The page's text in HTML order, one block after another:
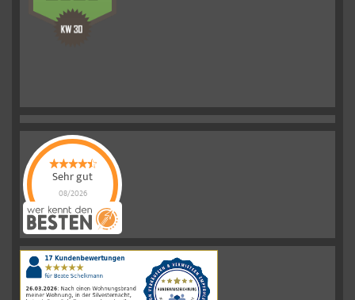
Sehr gut
08/2026
Schelkmann
Immobilienhat
|110Schelkmann
ImmobilienBewertungen
auf
werkenntdenBESTEN.de